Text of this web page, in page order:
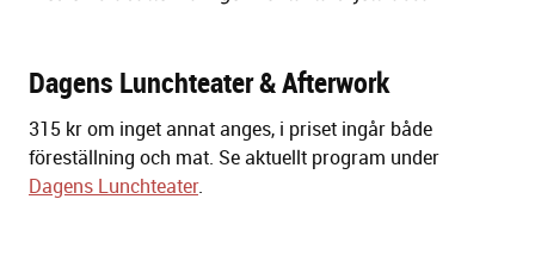
Dagens Lunchteater & Afterwork
315 kr om inget annat anges, i priset ingår både
föreställning och mat. Se aktuellt program under
Dagens Lunchteater.